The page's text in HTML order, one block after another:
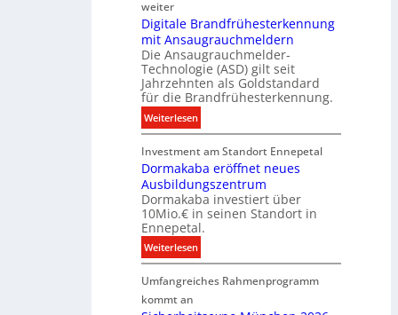
y
w
i
r
d
u
r
e
i
g
e
n
e
n
M
e
r
I
n
v
e
s
t
i
t
i
o
n
s
p
a
weiter
Digitale Brandfrühesterkennung
mit Ansaugrauchmeldern
Die Ansaugrauchmelder-
Technologie (ASD) gilt seit
Jahrzehnten als Goldstandard
für die Brandfrühesterkennung.
Weiterlesen:
D
i
g
i
t
a
l
e
B
r
Investment am Standort Ennepetal
Dormakaba eröffnet neues
Ausbildungszentrum
Dormakaba investiert über
10Mio.€ in seinen Standort in
Ennepetal.
Weiterlesen:
D
o
Umfangreiches Rahmenprogramm
kommt an